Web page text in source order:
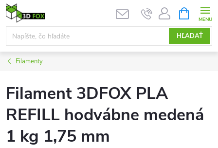
Prejsť
na
obsah
HĽADAŤ
KOŠÍK
Filamenty
Filament 3DFOX PLA
REFILL hodvábne medená
1 kg 1,75 mm